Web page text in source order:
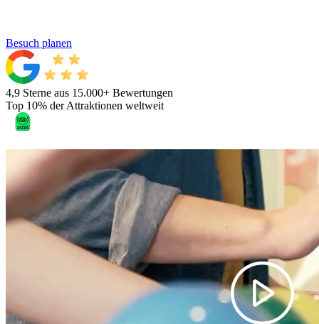
Besuch planen
4,9 Sterne aus 15.000+ Bewertungen
Top 10% der Attraktionen weltweit